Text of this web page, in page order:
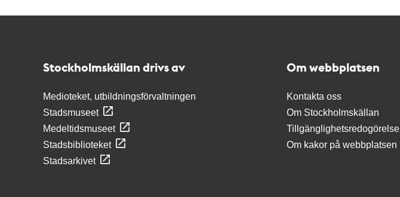
Stockholmskällan drivs av
Medioteket, utbildningsförvaltningen
Stadsmuseet
Medeltidsmuseet
Stadsbiblioteket
Stadsarkivet
Om webbplatsen
Kontakta oss
Om Stockholmskällan
Tillgänglighetsredogörelse
Om kakor på webbplatsen